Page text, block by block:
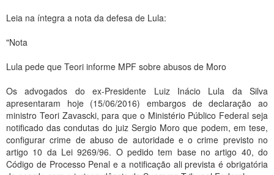
Leia na íntegra a nota da defesa de Lula:
"Nota
Lula pede que Teori informe MPF sobre abusos de Moro
Os advogados do ex-Presidente Luiz Inácio Lula da Silva
apresentaram hoje (15/06/2016) embargos de declaração ao
ministro Teori Zavascki, para que o Ministério Público Federal seja
notificado das condutas do juiz Sergio Moro que podem, em tese,
configurar crime de abuso de autoridade e o crime previsto no
artigo 10 da Lei 9269/96. O pedido tem base no artigo 40, do
Código de Processo Penal e a notificação ali prevista é obrigatória